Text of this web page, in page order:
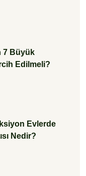
7 Büyük
Edilmeli?
Evlerde
Nedir?